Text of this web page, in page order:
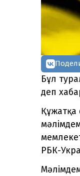
Бұл
деп
РБК-